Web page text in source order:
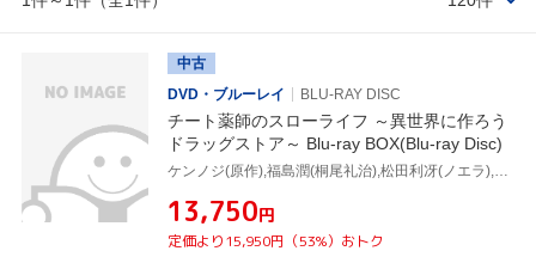
中古
DVD・ブルーレイ
BLU-RAY DISC
チート薬師のスローライフ ～異世界に作ろう
ドラッグストア～ Blu-ray BOX(Blu-ray Disc)
¥13,750円
定価より15,950円（53%）おトク